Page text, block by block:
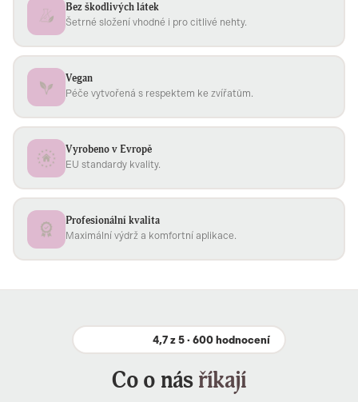
Bez škodlivých látek
Šetrné složení vhodné i pro citlivé nehty.
Vegan
Péče vytvořená s respektem ke zvířatům.
Vyrobeno v Evropě
EU standardy kvality.
Profesionální kvalita
Maximální výdrž a komfortní aplikace.
4,7 z 5 · 600 hodnocení
Co o násříkají